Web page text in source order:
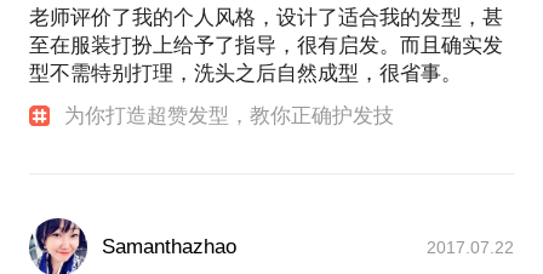
老师评价了我的个人风格，设计了适合我的发型，甚
至在服装打扮上给予了指导，很有启发。而且确实发
型不需特别打理，洗头之后自然成型，很省事。
为你打造超赞发型，教你正确护发技
Samanthazhao 2017.07.22